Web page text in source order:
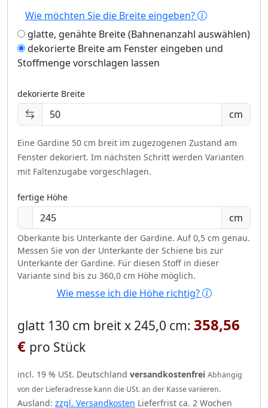
Wie möchten Sie die Breite eingeben?
glatte, genähte Breite (Bahnenanzahl auswählen)
dekorierte Breite am Fenster eingeben und
Stoffmenge vorschlagen lassen
dekorierte Breite
cm
Eine Gardine 50 cm breit im zugezogenen Zustand am
Fenster dekoriert. Im nächsten Schritt werden Varianten
mit Faltenzugabe vorgeschlagen.
fertige Höhe
cm
Oberkante bis Unterkante der Gardine. Auf 0,5 cm genau.
Messen Sie von der Unterkante der Schiene bis zur
Unterkante der Gardine. Für diesen Stoff in dieser
Variante sind bis zu 360,0 cm Höhe möglich.
Wie messe ich die Höhe richtig?
glatt 130 cm breit x 245,0 cm: 358,56
€ pro Stück
incl. 19 % USt. Deutschland versandkostenfrei Abhängig
von der Lieferadresse kann die USt. an der Kasse variieren.
Ausland: zzgl. Versandkosten Lieferfrist ca. 2 Wochen